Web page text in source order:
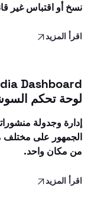
نسخ أو اقتباس غير
اقرأ المزيد
لوحة تحكم
إدارة وجدولة
الجمهور على مختلف
من مكان واحد.
اقرأ المزيد